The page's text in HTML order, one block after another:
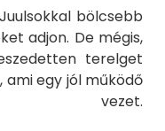
bölcsebb
adjon. De mégis,
terelget
egy jól működő
vezet.